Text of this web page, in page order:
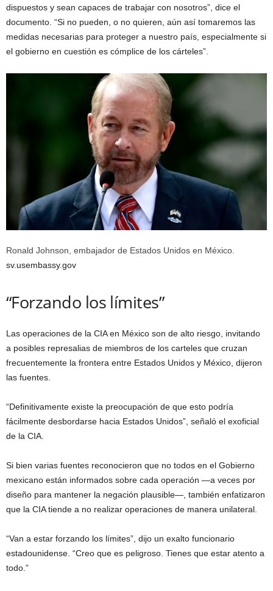
dispuestos y sean capaces de trabajar con nosotros”, dice el
documento. “Si no pueden, o no quieren, aún así tomaremos las
medidas necesarias para proteger a nuestro país, especialmente si
el gobierno en cuestión es cómplice de los cárteles”.
Ronald Johnson, embajador de Estados Unidos en México.
sv.usembassy.gov
“Forzando los límites”
Las operaciones de la CIA en México son de alto riesgo, invitando
a posibles represalias de miembros de los carteles que cruzan
frecuentemente la frontera entre Estados Unidos y México, dijeron
las fuentes.
“Definitivamente existe la preocupación de que esto podría
fácilmente desbordarse hacia Estados Unidos”, señaló el exoficial
de la CIA.
Si bien varias fuentes reconocieron que no todos en el Gobierno
mexicano están informados sobre cada operación —a veces por
diseño para mantener la negación plausible—, también enfatizaron
que la CIA tiende a no realizar operaciones de manera unilateral.
“Van a estar forzando los límites”, dijo un exalto funcionario
estadounidense. “Creo que es peligroso. Tienes que estar atento a
todo.”